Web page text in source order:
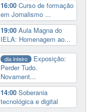
16:00Curso de formação
em Jornalismo ...
19:00Aula Magna do
IELA: Homenagem ao...
dia inteiro
Exposição:
Perder Tudo.
Novament...
14:00Soberania
tecnológica e digital